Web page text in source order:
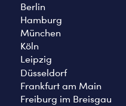
Berlin
Hamburg
München
Köln
Leipzig
Düsseldorf
Frankfurt am Main
Freiburg im Breisgau